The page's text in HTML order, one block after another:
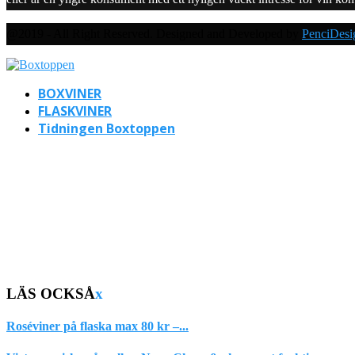
BOXVINER
FLASKVINER
Tidningen Boxtoppen
LÄS OCKSÅx
Roséviner på flaska max 80 kr –...